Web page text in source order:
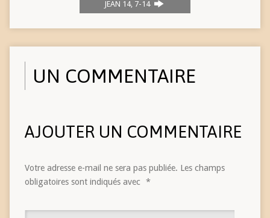
JEAN 14, 7-14
UN COMMENTAIRE
AJOUTER UN COMMENTAIRE
Votre adresse e-mail ne sera pas publiée. Les champs
obligatoires sont indiqués avec *